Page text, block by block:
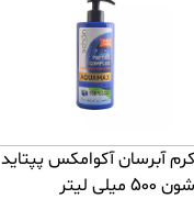
کرم آبرسان آکوامکس پپتاید
شون 500 میلی لیتر